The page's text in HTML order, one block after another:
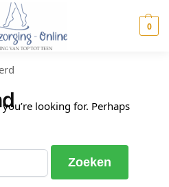
0
looking for. Perhaps